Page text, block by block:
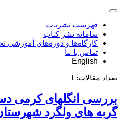
فهرست نشریات
سامانه نشر کتاب
کارگاه‌ها و دوره‌های آموزشی
تماس با ما
English
تعداد مقالات: 1
بررسی انگلهای کرمی
گربه های ولگرد